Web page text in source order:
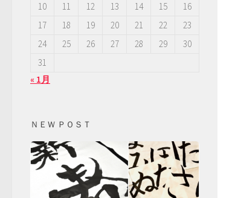
10
11 12 13 14 15
16
17
18 19 20 21 22
23
24
25 26 27 28 29
30
31
« 1月
ＮＥＷ ＰＯＳＴ